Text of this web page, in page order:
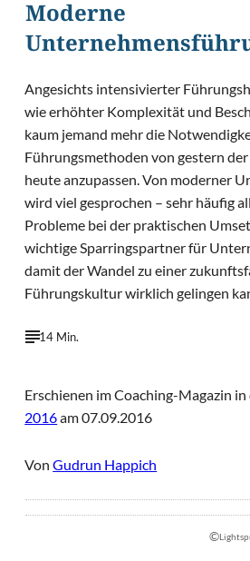
Moderne
Angesichts intensivierter
wie erhöhter Komplexität und
kaum jemand mehr die
Führungsmethoden von gestern
heute anzupassen. Von moderner
wird viel gesprochen – sehr häufig
Probleme bei der praktischen
wichtige Sparringspartner für
damit der Wandel zu einer
Führungskultur wirklich gelingen
14 Min.
Erschienen im Coaching-Magazin
2016am 07.09.2016
VonGudrun Happich
©